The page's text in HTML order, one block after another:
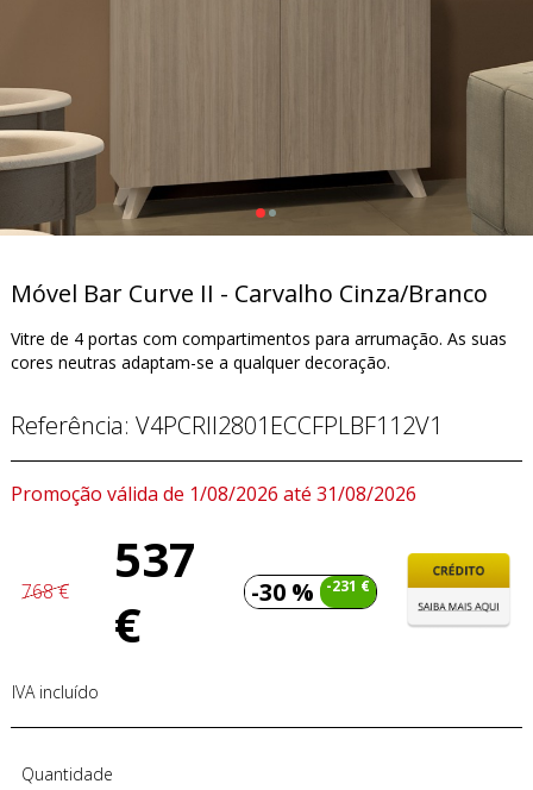
Móvel Bar Curve II - Carvalho Cinza/Branco
Vitre de 4 portas com compartimentos para arrumação. As suas
cores neutras adaptam-se a qualquer decoração.
Referência: V4PCRII2801ECCFPLBF112V1
Promoção válida de 1/08/2026 até 31/08/2026
768 €
537
€
-30 % -231 €
IVA incluído
Quantidade